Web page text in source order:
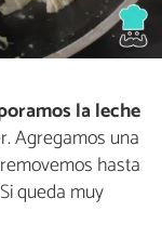
la leche
Agregamos una
hasta
queda muy